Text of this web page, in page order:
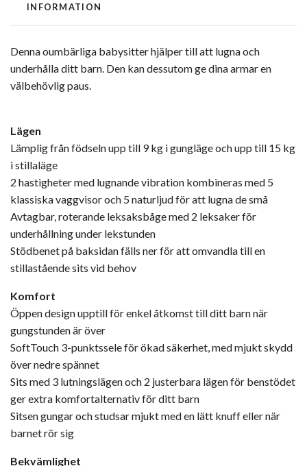
INFORMATION
Denna oumbärliga babysitter hjälper till att lugna och
underhålla ditt barn. Den kan dessutom ge dina armar en
välbehövlig paus.
Lägen
Lämplig från födseln upp till 9 kg i gungläge och upp till 15 kg
i stillaläge
2 hastigheter med lugnande vibration kombineras med 5
klassiska vaggvisor och 5 naturljud för att lugna de små
Avtagbar, roterande leksaksbåge med 2 leksaker för
underhållning under lekstunden
Stödbenet på baksidan fälls ner för att omvandla till en
stillastående sits vid behov
Komfort
Öppen design upptill för enkel åtkomst till ditt barn när
gungstunden är över
SoftTouch 3-punktssele för ökad säkerhet, med mjukt skydd
över nedre spännet
Sits med 3 lutningslägen och 2 justerbara lägen för benstödet
ger extra komfortalternativ för ditt barn
Sitsen gungar och studsar mjukt med en lätt knuff eller när
barnet rör sig
Bekvämlighet